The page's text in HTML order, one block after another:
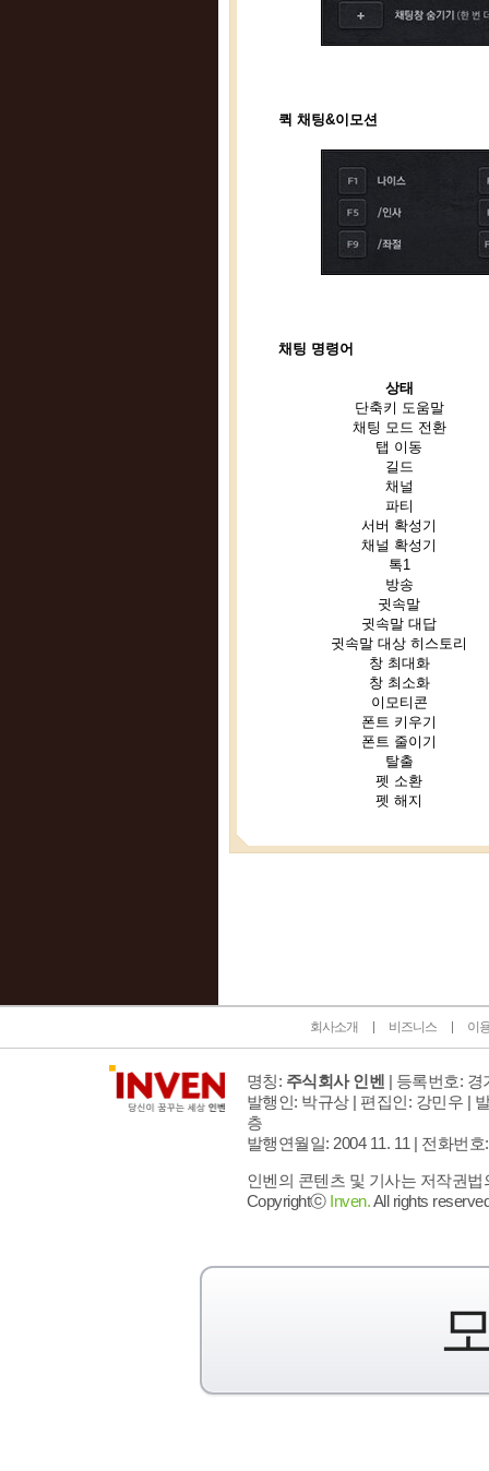
퀵 채팅&이모션
채팅 명령어
상태
단축키 도움말
채팅 모드 전환
탭 이동
길드
채널
파티
서버 확성기
채널 확성기
톡1
방송
귓속말
귓속말 대답
귓속말 대상 히스토리
창 최대화
창 최소화
이모티콘
폰트 키우기
폰트 줄이기
탈출
펫 소환
펫 해지
회사소개 비즈니스 이
명칭: 주식회사 인벤 | 등록번호: 경
발행인: 박규상 | 편집인: 강민우 |
층
발행연월일: 2004 11. 11 | 전화번호
인벤의 콘텐츠 및 기사는 저작권
Copyrightⓒ Inven.All rights